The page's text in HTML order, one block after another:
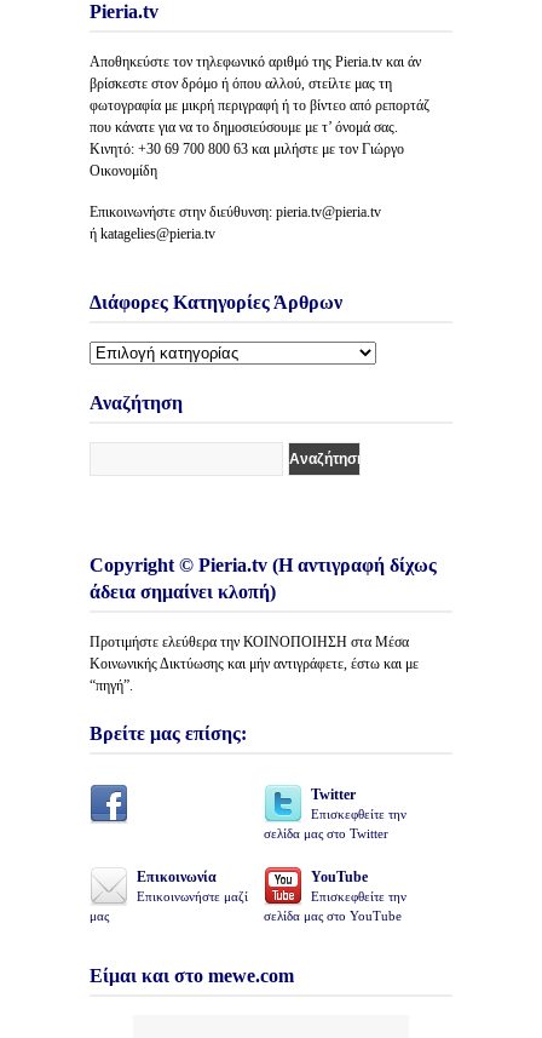
Pieria.tv
Αποθηκεύστε τον τηλεφωνικό αριθμό της Pieria.tv και άν
βρίσκεστε στον δρόμο ή όπου αλλού, στείλτε μας τη
φωτογραφία με μικρή περιγραφή ή το βίντεο από ρεπορτάζ
που κάνατε για να το δημοσιεύσουμε με τ’ όνομά σας.
Κινητό: +30 69 700 800 63 και μιλήστε με τον Γιώργο
Οικονομίδη
Επικοινωνήστε στην διεύθυνση: pieria.tv@pieria.tv
ή katagelies@pieria.tv
Διάφορες Κατηγορίες Άρθρων
Διάφορες
Άρθρων
Αναζήτηση
Copyright © Pieria.tv (Η αντιγραφή δίχως
άδεια σημαίνει κλοπή)
Προτιμήστε ελεύθερα την ΚΟΙΝΟΠΟΙΗΣΗ στα Μέσα
Κοινωνικής Δικτύωσης και μήν αντιγράφετε, έστω και με
“πηγή”.
Βρείτε μας επίσης:
Twitter
Επισκεφθείτε την
σελίδα μας στο Twitter
Επικοινωνία
Επικοινωνήστε μαζί
μας
YouTube
Επισκεφθείτε την
σελίδα μας στο YouTube
Είμαι και στο mewe.com